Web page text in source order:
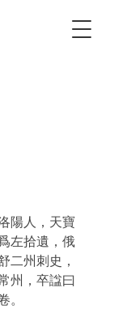
陽人，天寶
左拾遺，俄
二州刺史，
州，卒諡曰